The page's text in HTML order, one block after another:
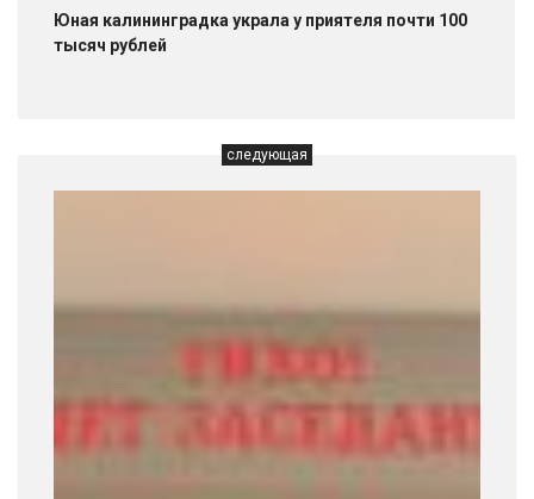
Юная калининградка украла у приятеля почти 100
тысяч рублей
следующая